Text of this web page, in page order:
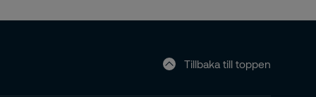
Tillbaka till toppen